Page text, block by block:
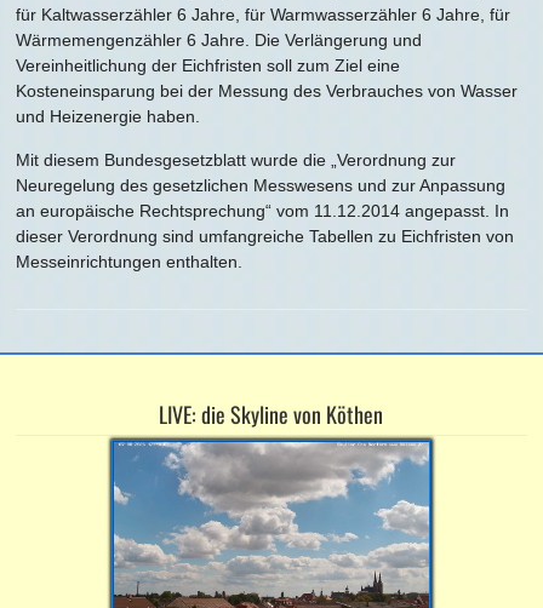
für Kaltwasserzähler 6 Jahre, für Warmwasserzähler 6 Jahre, für
Wärmemengenzähler 6 Jahre. Die Verlängerung und
Vereinheitlichung der Eichfristen soll zum Ziel eine
Kosteneinsparung bei der Messung des Verbrauches von Wasser
und Heizenergie haben.
Mit diesem Bundesgesetzblatt wurde die „Verordnung zur
Neuregelung des gesetzlichen Messwesens und zur Anpassung
an europäische Rechtsprechung“ vom 11.12.2014 angepasst. In
dieser Verordnung sind umfangreiche Tabellen zu Eichfristen von
Messeinrichtungen enthalten.
LIVE: die Skyline von Köthen